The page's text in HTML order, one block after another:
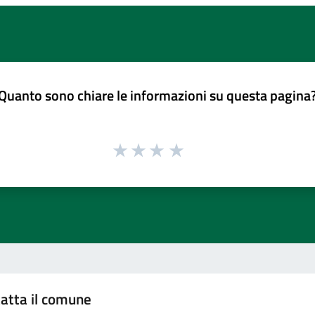
sono chiare le informazioni su questa
il comune